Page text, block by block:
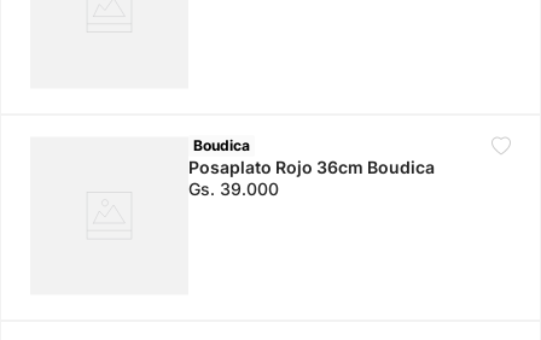
Boudica
Posaplato Rojo 36cm Boudica
Gs. 39.000